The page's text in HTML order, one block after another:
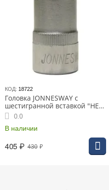
КОД: 18722
Головка JONNESWAY с
шестигранной вставкой "HEX"
1/2" 12мм L-55мм (S09H412)
0.0
В наличии
430 ₽
405₽